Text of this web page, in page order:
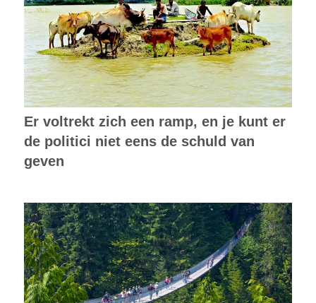
Er voltrekt zich een ramp, en je kunt er
de politici niet eens de schuld van
geven